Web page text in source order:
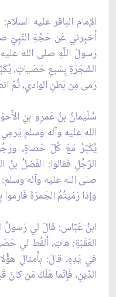
الإمام الباقر عليه
أخبِرني عَن حَجّةِ النّبِيّ
رَسولَ اللّهِ صلى الله
الشّجَرَةِ بِسَبعِ حَصَياتٍ،
رَمى مِن بَطنِ الوادي، ثُمّ
سُلَيمانُ بنُ عَمرِو بنِ
الله عليه وآله وسلم
يُكَبّرُ مَعَ كُلّ حَصاةٍ،
الرّجُلِ فَقالوا: الفَضلُ بنُ
صلى الله عليه وآله وسلم:
وإذا رَمَيتُمُ الجَمرَةَ
ابنُ عَبّاس: قالَ لي رَسولُ
العَقَبَةِ: هاتِ، اُلقُط لي
في يَدِهِ، قالَ: بِأَمثالِ
الدّينِ، فَإِنّما هَلَكَ مَن كانَ